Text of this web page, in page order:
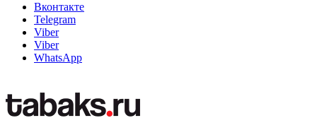
Вконтакте
Telegram
Viber
Viber
WhatsApp